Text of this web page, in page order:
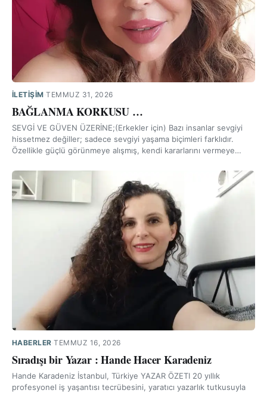
İLETIŞIM·TEMMUZ 31, 2026
BAĞLANMA KORKUSU …
SEVGİ VE GÜVEN ÜZERİNE;(Erkekler için) Bazı insanlar sevgiyi
hissetmez değiller; sadece sevgiyi yaşama biçimleri farklıdır.
Özellikle güçlü görünmeye alışmış, kendi kararlarını vermeye…
HABERLER·TEMMUZ 16, 2026
Sıradışı bir Yazar : Hande Hacer Karadeniz
Hande Karadeniz İstanbul, Türkiye YAZAR ÖZETI 20 yıllık
profesyonel iş yaşantısı tecrübesini, yaratıcı yazarlık tutkusuyla